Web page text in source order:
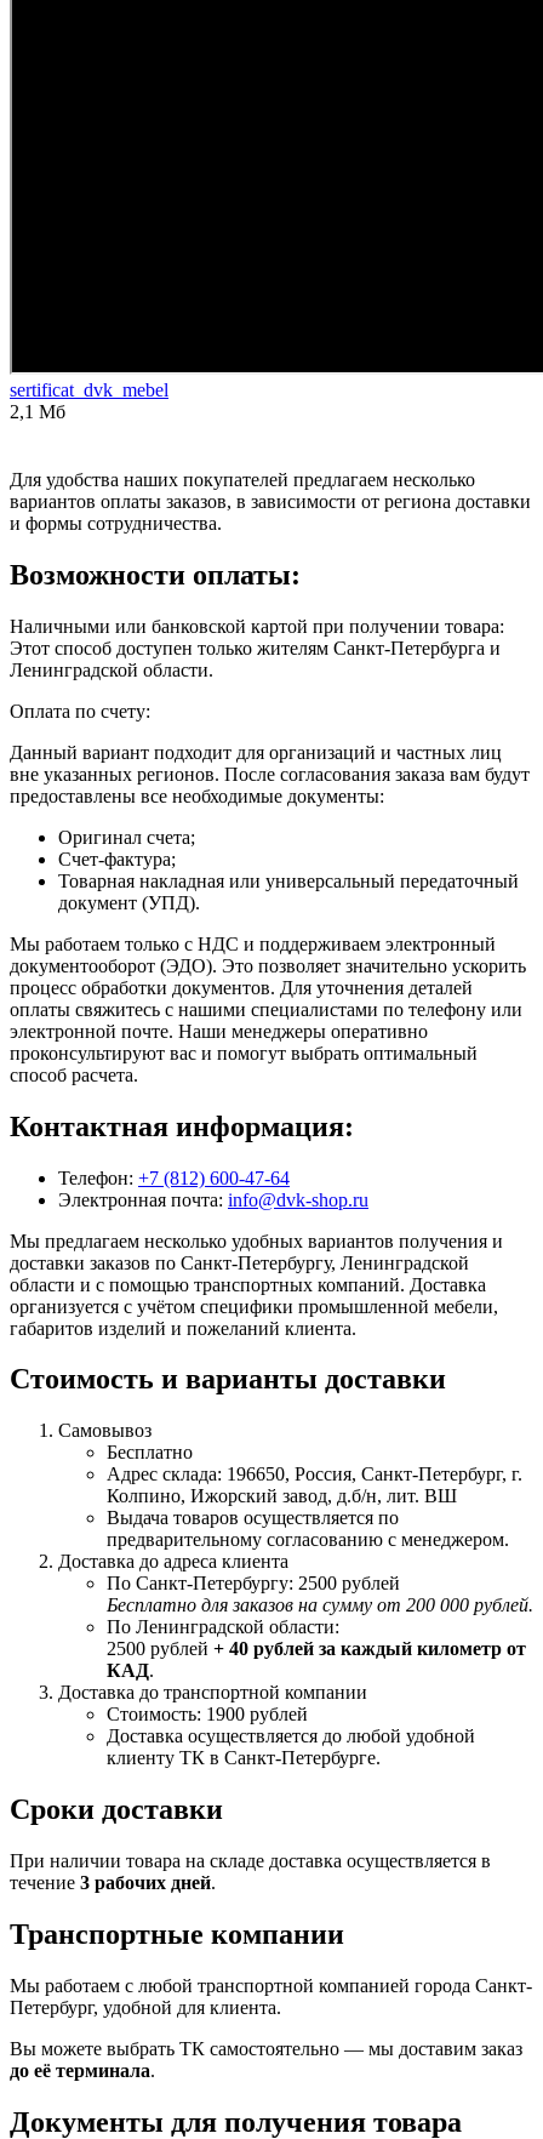
sertificat_dvk_mebel
2,1 Мб
Для удобства наших покупателей предлагаем несколько
вариантов оплаты заказов, в зависимости от региона доставки
и формы сотрудничества.
Возможности оплаты:
Наличными или банковской картой при получении товара:
Этот способ доступен только жителям Санкт-Петербурга и
Ленинградской области.
Оплата по счету:
Данный вариант подходит для организаций и частных лиц
вне указанных регионов. После согласования заказа вам будут
предоставлены все необходимые документы:
Оригинал счета;
Счет-фактура;
Товарная накладная или универсальный передаточный
документ (УПД).
Мы работаем только с НДС и поддерживаем электронный
документооборот (ЭДО). Это позволяет значительно ускорить
процесс обработки документов. Для уточнения деталей
оплаты свяжитесь с нашими специалистами по телефону или
электронной почте. Наши менеджеры оперативно
проконсультируют вас и помогут выбрать оптимальный
способ расчета.
Контактная информация:
Телефон: +7 (812) 600-47-64
Электронная почта: info@dvk-shop.ru
Мы предлагаем несколько удобных вариантов получения и
доставки заказов по Санкт-Петербургу, Ленинградской
области и с помощью транспортных компаний. Доставка
организуется с учётом специфики промышленной мебели,
габаритов изделий и пожеланий клиента.
Стоимость и варианты доставки
Самовывоз
Бесплатно
Адрес склада: 196650, Россия, Санкт-Петербург, г.
Колпино, Ижорский завод, д.б/н, лит. ВШ
Выдача товаров осуществляется по
предварительному согласованию с менеджером.
Доставка до адреса клиента
По Санкт-Петербургу: 2500 рублей
Бесплатно для заказов на сумму от 200 000 рублей.
По Ленинградской области:
2500 рублей + 40 рублей за каждый километр от
КАД.
Доставка до транспортной компании
Стоимость: 1900 рублей
Доставка осуществляется до любой удобной
клиенту ТК в Санкт-Петербурге.
Сроки доставки
При наличии товара на складе доставка осуществляется в
течение 3 рабочих дней.
Транспортные компании
Мы работаем с любой транспортной компанией города Санкт-
Петербург, удобной для клиента.
Вы можете выбрать ТК самостоятельно — мы доставим заказ
до её терминала.
Документы для получения товара